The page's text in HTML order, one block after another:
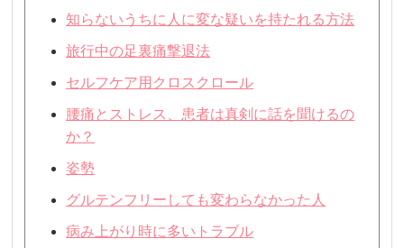
知らないうちに人に変な疑いを持たれる方法
旅行中の足裏痛撃退法
セルフケア用クロスクロール
腰痛とストレス、患者は真剣に話を聞けるの
か？
姿勢
グルテンフリーしても変わらなかった人
病み上がり時に多いトラブル